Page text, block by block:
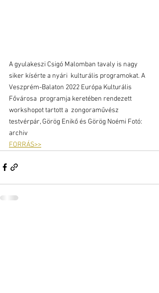
A gyulakeszi Csigó Malomban tavaly is nagy
siker kísérte a nyári  kulturális programokat. A
Veszprém-Balaton 2022 Európa Kulturális
Fővárosa  programja keretében rendezett
workshopot tartott a  zongoraművész
testvérpár, Görög Enikő és Görög Noémi Fotó:
archiv
FORRÁS>>